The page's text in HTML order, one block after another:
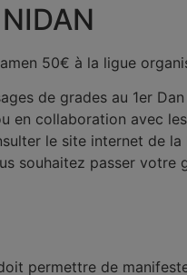
50€ à la ligue
de grades au 1er
en collaboration avec
le site internet de la
souhaitez passer votre
permettre de